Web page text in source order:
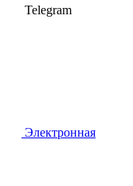
Telegram
Электронная